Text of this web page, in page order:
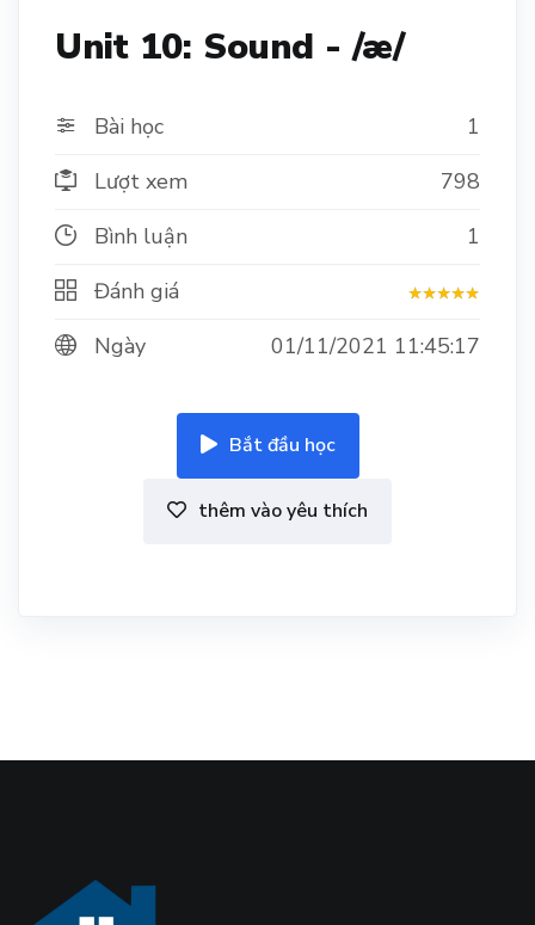
Unit 10: Sound - /æ/
Bài học
1
Lượt xem
798
Bình luận
1
Đánh giá
Ngày
01/11/2021 11:45:17
Bắt đầu học
thêm vào yêu thích